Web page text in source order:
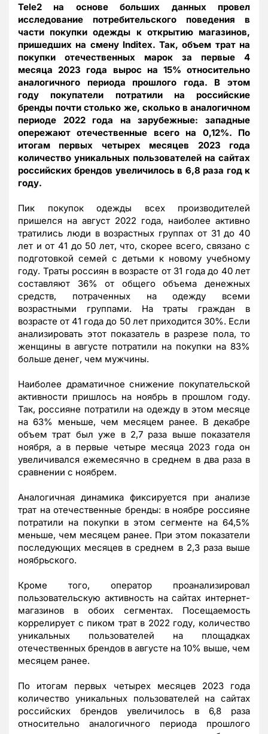
Tele2 на основе больших данных провел
исследование потребительского поведения в
части покупки одежды к открытию магазинов,
пришедших на смену Inditex. Так, объем трат на
покупки отечественных марок за первые 4
месяца 2023 года вырос на 15% относительно
аналогичного периода прошлого года. В этом
году покупатели потратили на российские
бренды почти столько же, сколько в аналогичном
периоде 2022 года на зарубежные: западные
опережают отечественные всего на 0,12%. По
итогам первых четырех месяцев 2023 года
количество уникальных пользователей на сайтах
российских брендов увеличилось в 6,8 раза год к
году.
Пик покупок одежды всех производителей
пришелся на август 2022 года, наиболее активно
тратились люди в возрастных группах от 31 до 40
лет и от 41 до 50 лет, что, скорее всего, связано с
подготовкой семей с детьми к новому учебному
году. Траты россиян в возрасте от 31 года до 40 лет
составляют 36% от общего объема денежных
средств, потраченных на одежду всеми
возрастными группами. На траты граждан в
возрасте от 41 года до 50 лет приходится 30%. Если
анализировать этот показатель в разрезе пола, то
женщины в августе потратили на покупки на 83%
больше денег, чем мужчины.
Наиболее драматичное снижение покупательской
активности пришлось на ноябрь в прошлом году.
Так, россияне потратили на одежду в этом месяце
на 63% меньше, чем месяцем ранее. В декабре
объем трат был уже в 2,7 раза выше показателя
ноября, а в первые четыре месяца 2023 года он
увеличивался ежемесячно в среднем в два раза в
сравнении с ноябрем.
Аналогичная динамика фиксируется при анализе
трат на отечественные бренды: в ноябре россияне
потратили на покупки в этом сегменте на 64,5%
меньше, чем месяцем ранее. При этом показатели
последующих месяцев в среднем в 2,3 раза выше
ноябрьского.
Кроме того, оператор проанализировал
пользовательскую активность на сайтах интернет-
магазинов в обоих сегментах. Посещаемость
коррелирует с пиком трат в 2022 году, количество
уникальных пользователей на площадках
отечественных брендов в августе на 10% выше, чем
месяцем ранее.
По итогам первых четырех месяцев 2023 года
количество уникальных пользователей на сайтах
российских брендов увеличилось в 6,8 раза
относительно аналогичного периода прошлого